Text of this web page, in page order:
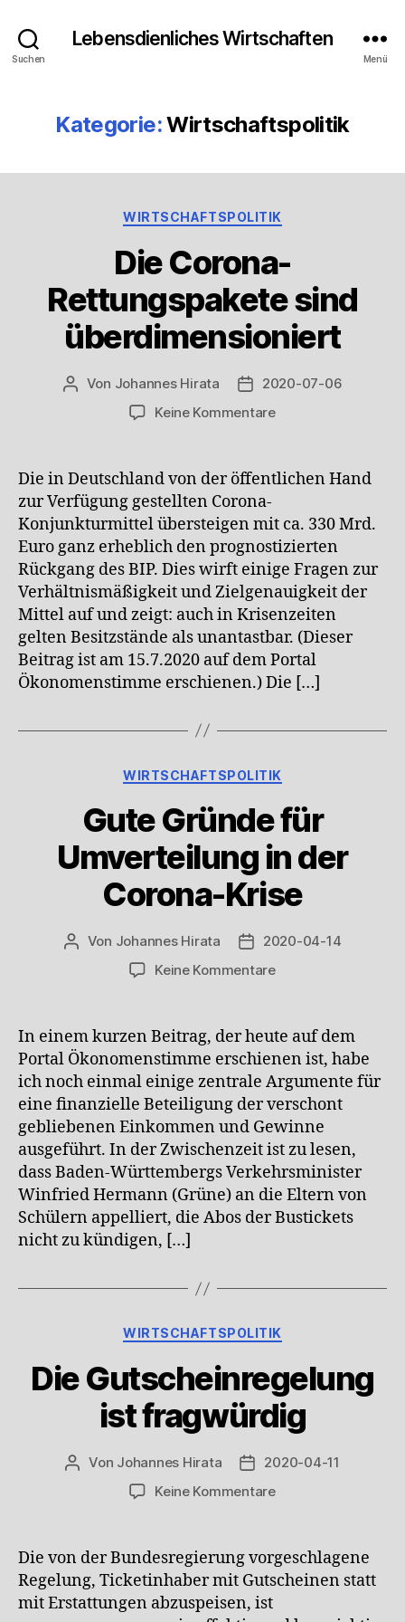
Suchen
Lebensdienliches Wirtschaften
Menü
Kategorie:Wirtschaftspolitik
Kategorien
WIRTSCHAFTSPOLITIK
Die Corona-
Rettungspakete sind
überdimensioniert
Beitragsautor
Von Johannes Hirata Veröffentlichungsdatum
2020-07-06
Keine Kommentarezu
Rettungspakete
Die in Deutschland von der öffentlichen Hand
zur Verfügung gestellten Corona-
Konjunkturmittel übersteigen mit ca. 330 Mrd.
Euro ganz erheblich den prognostizierten
Rückgang des BIP. Dies wirft einige Fragen zur
Verhältnismäßigkeit und Zielgenauigkeit der
Mittel auf und zeigt: auch in Krisenzeiten
gelten Besitzstände als unantastbar. (Dieser
Beitrag ist am 15.7.2020 auf dem Portal
Ökonomenstimme erschienen.) Die […]
Kategorien
WIRTSCHAFTSPOLITIK
Gute Gründe für
Umverteilung in der
Corona-Krise
Beitragsautor
Von Johannes Hirata Veröffentlichungsdatum
2020-04-14
Keine Kommentarezu
für
Umverteilung
in
der
Corona-
Krise
In einem kurzen Beitrag, der heute auf dem
Portal Ökonomenstimme erschienen ist, habe
ich noch einmal einige zentrale Argumente für
eine finanzielle Beteiligung der verschont
gebliebenen Einkommen und Gewinne
ausgeführt. In der Zwischenzeit ist zu lesen,
dass Baden-Württembergs Verkehrsminister
Winfried Hermann (Grüne) an die Eltern von
Schülern appelliert, die Abos der Bustickets
nicht zu kündigen, […]
Kategorien
WIRTSCHAFTSPOLITIK
Die Gutscheinregelung
ist fragwürdig
Beitragsautor
Von Johannes Hirata Veröffentlichungsdatum
2020-04-11
Keine Kommentarezu
fragwürdig
Die von der Bundesregierung vorgeschlagene
Regelung, Ticketinhaber mit Gutscheinen statt
mit Erstattungen abzuspeisen, ist